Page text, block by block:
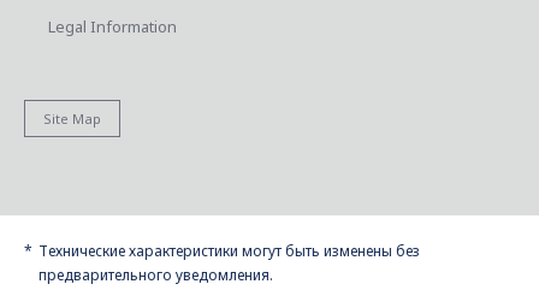
Legal Information
Site Map
Технические характеристики могут быть изменены без
предварительного уведомления.